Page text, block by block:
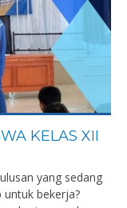
KELAS XII
yang sedang
untuk bekerja?